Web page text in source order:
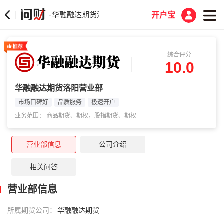
·华融融达期货洛阳营业部 开户宝
综合评分
10.0
华融融达期货洛阳营业部
市场口碑好 品质服务
极速开户
业务范围： 商品期货、期权，股指期货、期权
营业部信息 公司介绍
相关问答
营业部信息
所属期货公司： 华融融达期货